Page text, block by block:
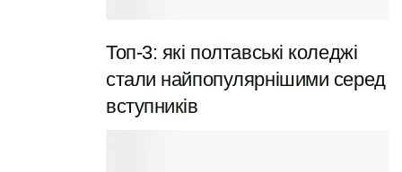
Топ-3: які полтавські коледжі
стали найпопулярнішими серед
вступників